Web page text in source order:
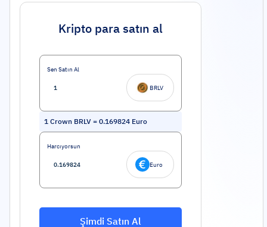
Kripto para satın al
Sen Satın Al
BRLV
1 Crown BRLV = 0.169824 Euro
Harcıyorsun
Euro
Şimdi Satın Al